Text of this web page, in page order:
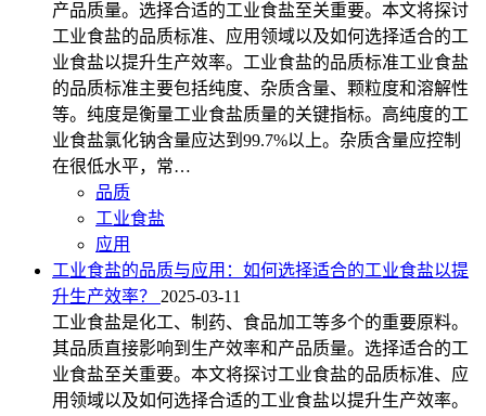
产品质量。选择合适的工业食盐至关重要。本文将探讨
工业食盐的品质标准、应用领域以及如何选择适合的工
业食盐以提升生产效率。工业食盐的品质标准工业食盐
的品质标准主要包括纯度、杂质含量、颗粒度和溶解性
等。纯度是衡量工业食盐质量的关键指标。高纯度的工
业食盐氯化钠含量应达到99.7%以上。杂质含量应控制
在很低水平，常…
品质
工业食盐
应用
工业食盐的品质与应用：如何选择适合的工业食盐以提
升生产效率？
2025-03-11
工业食盐是化工、制药、食品加工等多个的重要原料。
其品质直接影响到生产效率和产品质量。选择适合的工
业食盐至关重要。本文将探讨工业食盐的品质标准、应
用领域以及如何选择合适的工业食盐以提升生产效率。